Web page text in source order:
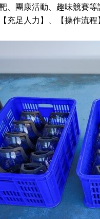
、團康活動、趣味競賽
充足人力】、【操作流